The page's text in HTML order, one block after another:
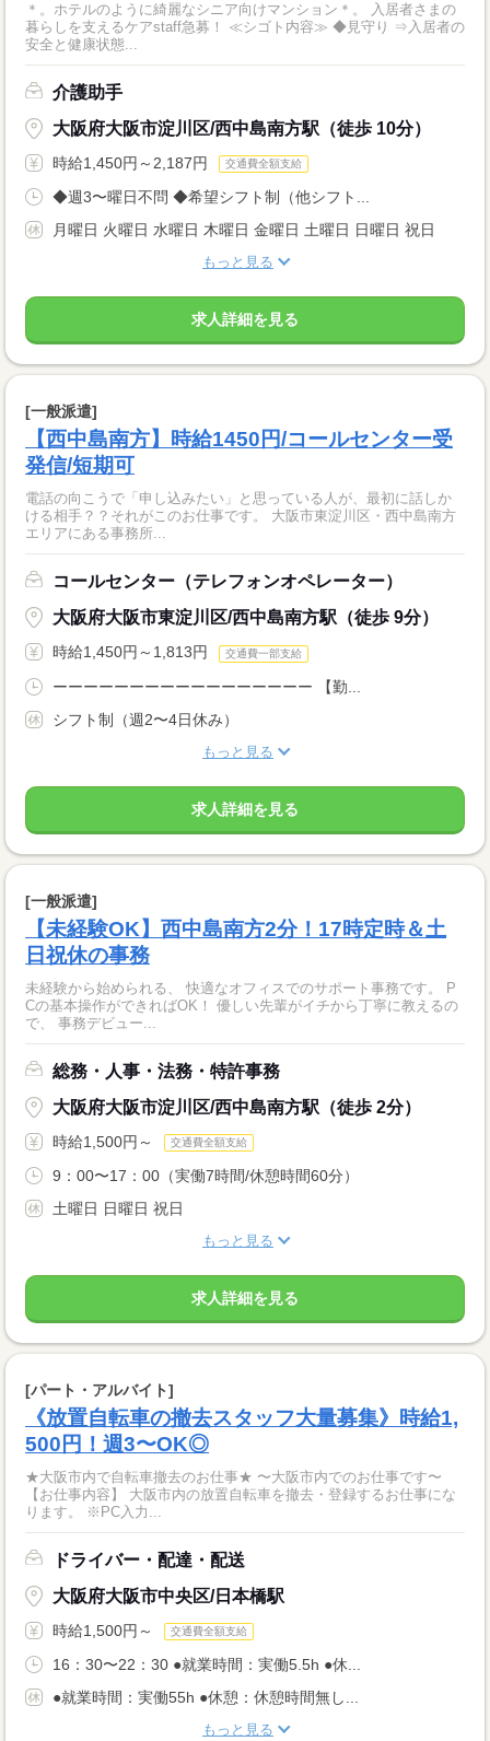
＊。ホテルのように綺麗なシニア向けマンション＊。 入居者さまの
暮らしを支えるケアstaff急募！ ≪シゴト内容≫ ◆見守り ⇒入居者の
安全と健康状態...
介護助手
大阪府大阪市淀川区/西中島南方駅（徒歩 10分）
時給1,450円～2,187円 交通費全額支給
◆週3〜曜日不問 ◆希望シフト制（他シフト...
月曜日 火曜日 水曜日 木曜日 金曜日 土曜日 日曜日 祝日
もっと見る
求人詳細を見る
[一般派遣]
【西中島南方】時給1450円/コールセンター受
発信/短期可
電話の向こうで「申し込みたい」と思っている人が、最初に話しか
ける相手？？それがこのお仕事です。 大阪市東淀川区・西中島南方
エリアにある事務所...
コールセンター（テレフォンオペレーター）
大阪府大阪市東淀川区/西中島南方駅（徒歩 9分）
時給1,450円～1,813円 交通費一部支給
ーーーーーーーーーーーーーーーーー 【勤...
シフト制（週2〜4日休み）
もっと見る
求人詳細を見る
[一般派遣]
【未経験OK】西中島南方2分！17時定時＆土
日祝休の事務
未経験から始められる、 快適なオフィスでのサポート事務です。 P
Cの基本操作ができればOK！ 優しい先輩がイチから丁寧に教えるの
で、 事務デビュー...
総務・人事・法務・特許事務
大阪府大阪市淀川区/西中島南方駅（徒歩 2分）
時給1,500円～ 交通費全額支給
9：00〜17：00（実働7時間/休憩時間60分）
土曜日 日曜日 祝日
もっと見る
求人詳細を見る
[パート・アルバイト]
《放置自転車の撤去スタッフ大量募集》時給1,
500円！週3〜OK◎
★大阪市内で自転車撤去のお仕事★ 〜大阪市内でのお仕事です〜
【お仕事内容】 大阪市内の放置自転車を撤去・登録するお仕事にな
ります。 ※PC入力...
ドライバー・配達・配送
大阪府大阪市中央区/日本橋駅
時給1,500円～ 交通費全額支給
16：30〜22：30 ●就業時間：実働5.5h ●休...
●就業時間：実働55h ●休憩：休憩時間無し...
もっと見る